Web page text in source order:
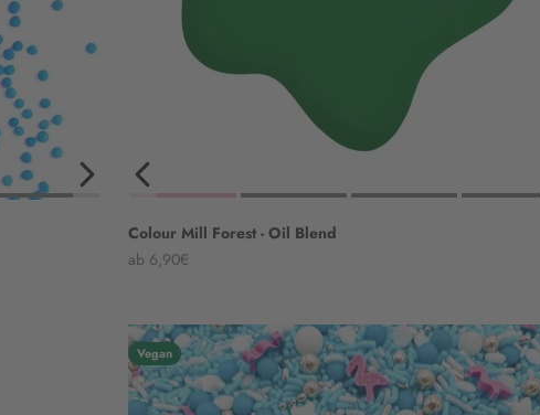
Colour Mill Forest - Oil Blend
Angebot
ab 6,90€
Vegan